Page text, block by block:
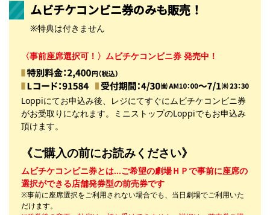
ムビチケコンビニ券のみも販売！
※特典は付きません
〈事前座席選択可！〉 ムビチケコンビニ券 発売中！
Loppiにてお申込み後、レジにてすぐにムビチケコンビニ券
がお受取りになれます。ミニストップのLoppiでもお申込み
頂けます。
《ご購入の前にお読みください》
ムビチケコンビニ券とは…ご希望の劇場ＨＰで事前に座席の
選択ができる店舗発券型の前売券です
※事前に座席選択をご利用されない場合でも、当日劇場でご利用いた
だけます。